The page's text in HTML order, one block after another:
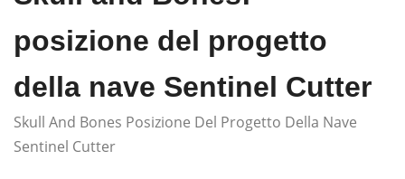
posizione del progetto
della nave Sentinel Cutter
Skull And Bones Posizione Del Progetto Della Nave
Sentinel Cutter